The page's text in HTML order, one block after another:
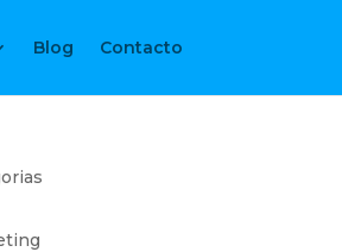
Blog Contacto